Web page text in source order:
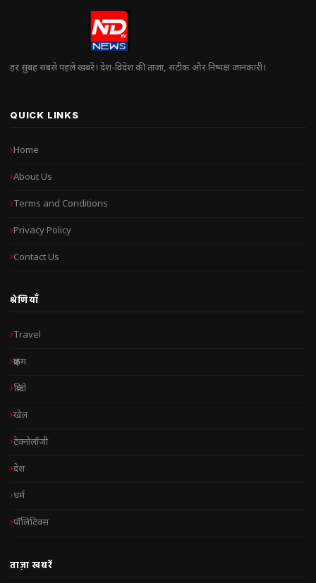
हर सुबह सबसे पहले खबरें। देश-विदेश की ताज़ा, सटीक और निष्पक्ष जानकारी।
QUICK LINKS
Home
About Us
Terms and Conditions
Privacy Policy
Contact Us
श्रेणियाँ
Travel
क्राइम
क्रिप्टो
खेल
टेक्नोलॉजी
देश
धर्म
पॉलिटिक्स
ताज़ा खबरें